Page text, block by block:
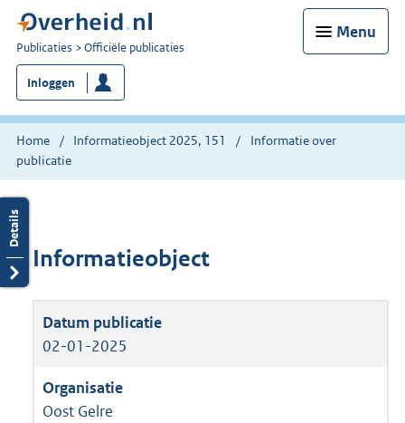
Menu
U
bent
nu
hier:
Publicaties Officiële publicaties
Inloggen
Home Informatieobject 2025, 151
Informatie over
publicatie
Informatieobject
02-01-2025
Oost Gelre